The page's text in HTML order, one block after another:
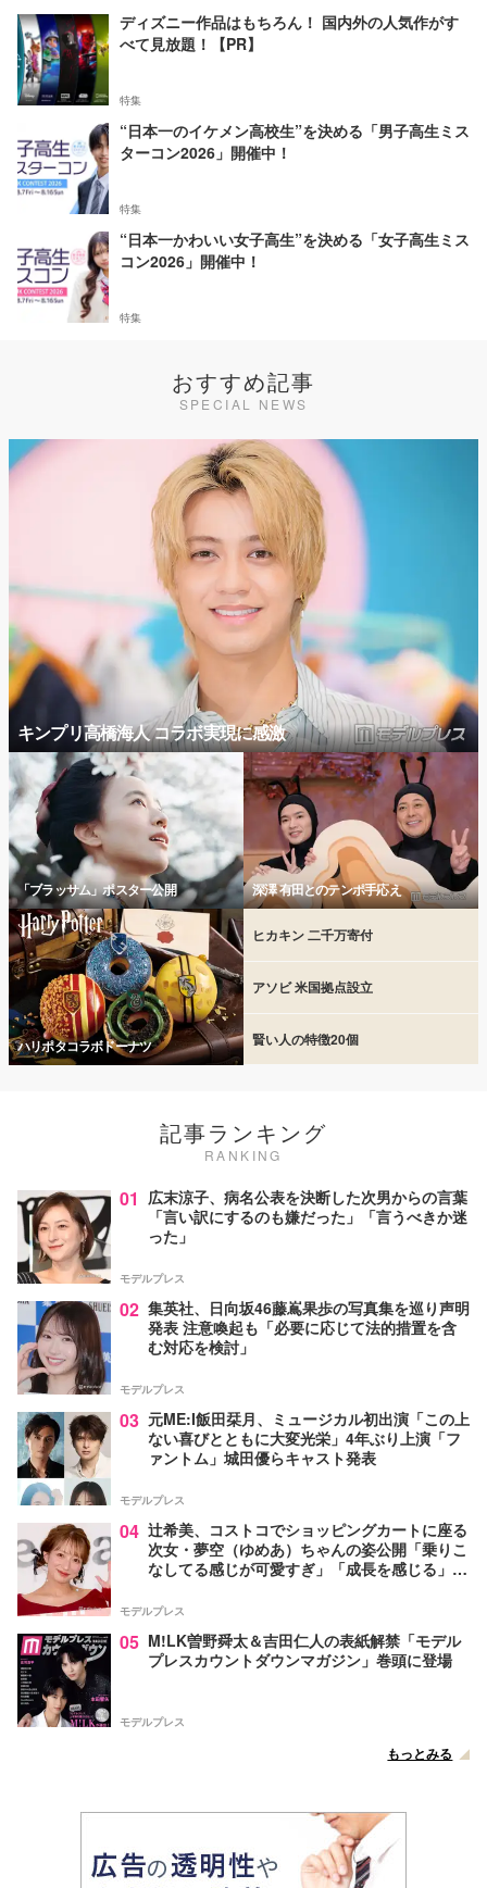
ディズニー作品はもちろん！ 国内外の人気作がす
べて見放題！【PR】
特集
“日本一のイケメン高校生”を決める「男子高生ミス
ターコン2026」開催中！
特集
“日本一かわいい女子高生”を決める「女子高生ミス
コン2026」開催中！
特集
おすすめ記事
SPECIAL NEWS
キンプリ高橋海人 コラボ実現に感激
「ブラッサム」ポスター公開 深澤 有田とのテンポ手応え
ハリポタコラボドーナツ
ヒカキン 二千万寄付
アソビ 米国拠点設立
賢い人の特徴20個
記事ランキング
RANKING
01 広末涼子、病名公表を決断した次男からの言葉
「言い訳にするのも嫌だった」「言うべきか迷
った」
モデルプレス
02 集英社、日向坂46藤嶌果歩の写真集を巡り声明
発表 注意喚起も「必要に応じて法的措置を含
む対応を検討」
モデルプレス
03 元ME:I飯田栞月、ミュージカル初出演「この上
ない喜びとともに大変光栄」4年ぶり上演「フ
ァントム」城田優らキャスト発表
モデルプレス
04 辻希美、コストコでショッピングカートに座る
次女・夢空（ゆめあ）ちゃんの姿公開「乗りこ
なしてる感じが可愛すぎ」「成長を感じる」の
モデルプレス
05 M!LK曽野舜太＆吉田仁人の表紙解禁「モデル
プレスカウントダウンマガジン」巻頭に登場
モデルプレス
もっとみる